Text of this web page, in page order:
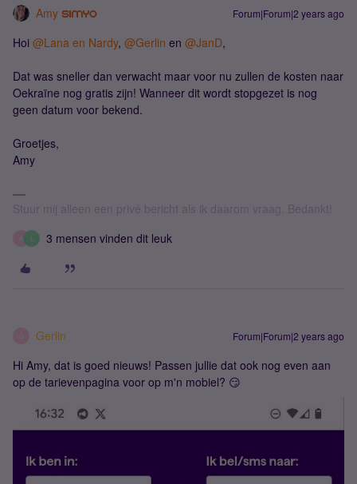
Amy Forum|Forum|2 years ago
Hoi @Lana en Nardy, @Gerlin en @JanD,
Dat was sneller dan verwacht maar voor nu zullen de kosten naar
Oekraïne nog gratis zijn! Wanneer dit wordt stopgezet is nog
geen datum voor bekend.
Groetjes,
Amy
Stuur mij alleen een privé bericht als ik daarom vraag. Bedankt!
3 mensen vinden dit leuk
Gerlin Forum|Forum|2 years ago
Hi Amy, dat is goed nieuws! Passen jullie dat ook nog even aan
op de tarievenpagina voor op m'n mobiel? 😏